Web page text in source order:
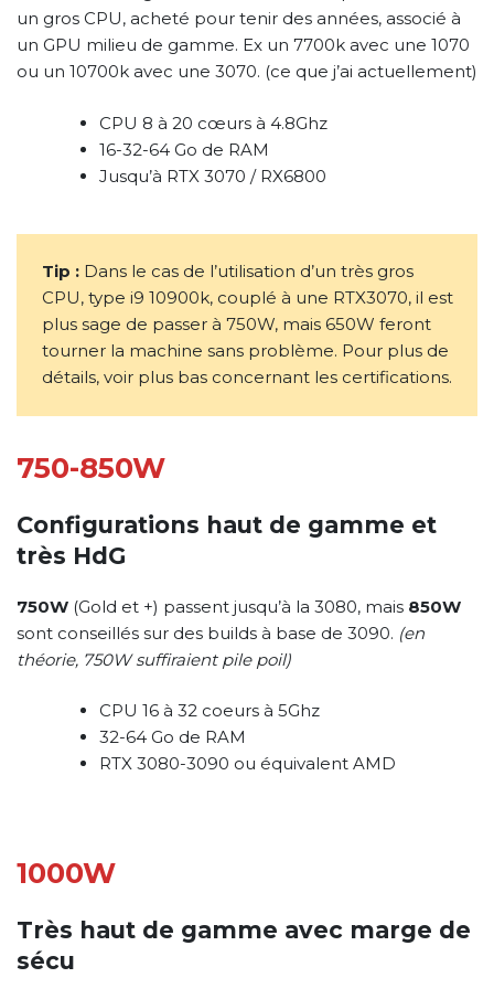
un gros CPU, acheté pour tenir des années, associé à
un GPU milieu de gamme. Ex un 7700k avec une 1070
ou un 10700k avec une 3070. (ce que j’ai actuellement)
CPU 8 à 20 cœurs à 4.8Ghz
16-32-64 Go de RAM
Jusqu’à RTX 3070 / RX6800
Tip : Dans le cas de l’utilisation d’un très gros
CPU, type i9 10900k, couplé à une RTX3070, il est
plus sage de passer à 750W, mais 650W feront
tourner la machine sans problème. Pour plus de
détails, voir plus bas concernant les certifications.
750-850W
Configurations haut de gamme et
très HdG
750W (Gold et +) passent jusqu’à la 3080, mais 850W
sont conseillés sur des builds à base de 3090. (en
théorie, 750W suffiraient pile poil)
CPU 16 à 32 coeurs à 5Ghz
32-64 Go de RAM
RTX 3080-3090 ou équivalent AMD
1000W
Très haut de gamme avec marge de
sécu